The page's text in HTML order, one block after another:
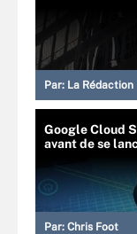
Par: La
Google Cloud
avant de se
Par: Chris Foot